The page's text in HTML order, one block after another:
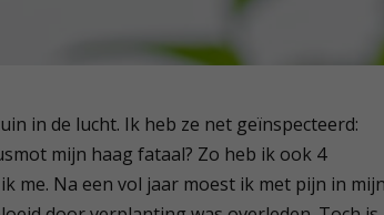
in de lucht. Ik heb ze net geïnspecteerd:
mijn haag fataal? Zo heb ik ook 4
me. Na een vol jaar moest ik met pijn in